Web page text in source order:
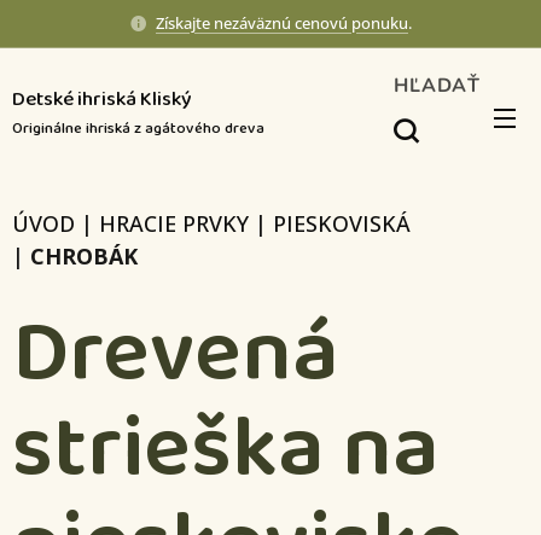
Získajte nezáväznú cenovú ponuku.
Detské ihriská Kliský
Originálne ihriská z agátového dreva
HĽADAŤ
ÚVOD | HRACIE PRVKY | PIESKOVISKÁ
| CHROBÁK
Drevená
strieška na